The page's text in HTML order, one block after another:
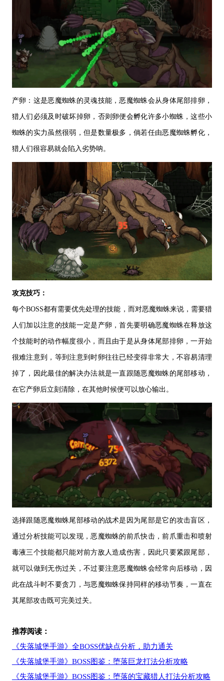
产卵：这是恶魔蜘蛛的灵魂技能，恶魔蜘蛛会从身体尾部排卵，
猎人们必须及时破坏掉卵，否则卵便会孵化许多小蜘蛛，这些小
蜘蛛的实力虽然很弱，但是数量极多，倘若任由恶魔蜘蛛孵化，
猎人们很容易就会陷入劣势呐。
攻克技巧：
每个BOSS都有需要优先处理的技能，而对恶魔蜘蛛来说，需要猎
人们加以注意的技能一定是产卵，首先要明确恶魔蜘蛛在释放这
个技能时的动作幅度很小，而且由于是从身体尾部排卵，一开始
很难注意到，等到注意到时卵往往已经变得非常大，不容易清理
掉了，因此最佳的解决办法就是一直跟随恶魔蜘蛛的尾部移动，
在它产卵后立刻清除，在其他时候便可以放心输出。
选择跟随恶魔蜘蛛尾部移动的战术是因为尾部是它的攻击盲区，
通过分析技能可以发现，恶魔蜘蛛的前爪快击，前爪重击和喷射
毒液三个技能都只能对前方敌人造成伤害，因此只要紧跟尾部，
就可以做到无伤过关，不过要注意恶魔蜘蛛会经常向后移动，因
此在战斗时不要贪刀，与恶魔蜘蛛保持同样的移动节奏，一直在
其尾部攻击既可完美过关。
推荐阅读：
《失落城堡手游》全BOSS优缺点分析，助力通关
《失落城堡手游》BOSS图鉴：堕落巨龙打法分析攻略
《失落城堡手游》BOSS图鉴：堕落的宝藏猎人打法分析攻略